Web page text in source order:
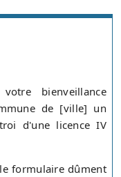
bienveillance
de [ville] un
d'une licence IV
formulaire dûment